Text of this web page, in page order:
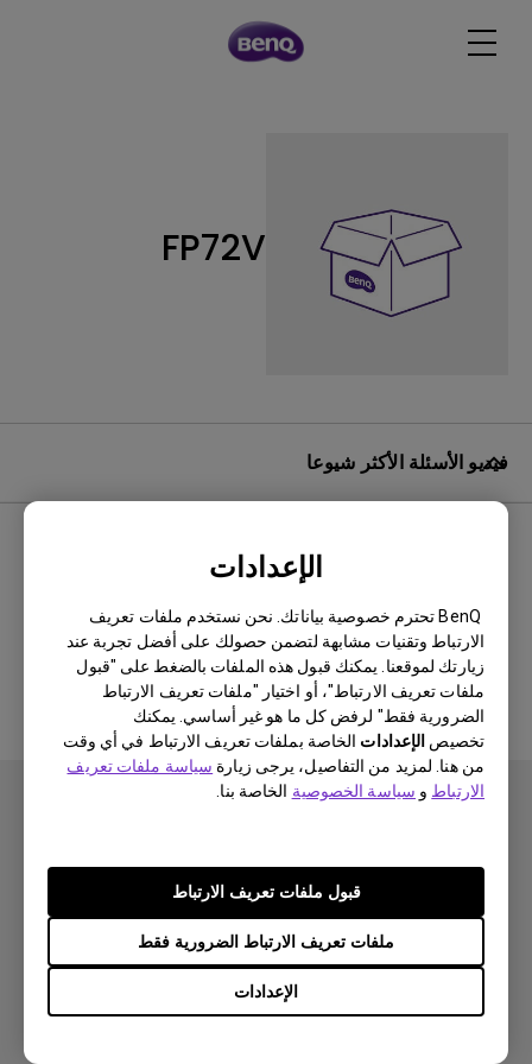
الإعدادات
BenQ تحترم خصوصية بياناتك. نحن نستخدم ملفات تعريف
الارتباط وتقنيات مشابهة لتضمن حصولك على أفضل تجربة عند
زيارتك لموقعنا. يمكنك قبول هذه الملفات بالضغط على "قبول
ملفات تعريف الارتباط"، أو اختيار "ملفات تعريف الارتباط
الضرورية فقط" لرفض كل ما هو غير أساسي. يمكنك
تخصيص الإعدادات الخاصة بملفات تعريف الارتباط في أي وقت
من هنا. لمزيد من التفاصيل، يرجى زيارة سياسة ملفات تعريف
الارتباط و سياسة الخصوصية الخاصة بنا.
الإعدادات
ملفات تعريف الارتباط الضرورية فقط
قبول ملفات تعريف الارتباط
FP72V
فيديو الأسئلة الأكثر شيوعا
لا توجد مقاطع فيديو ذات صلة
حلول